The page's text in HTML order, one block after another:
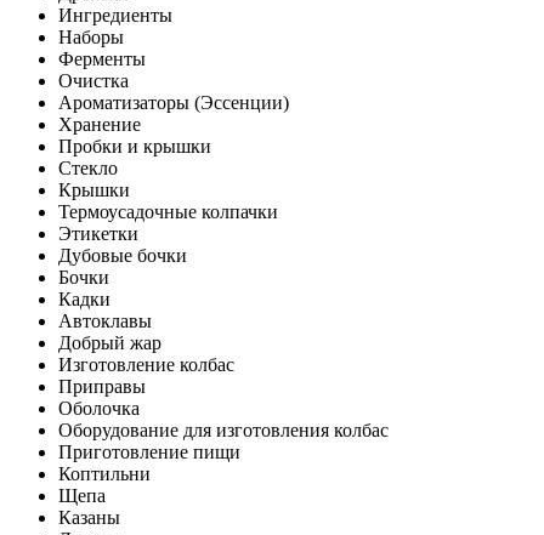
Ингредиенты
Наборы
Ферменты
Очистка
Ароматизаторы (Эссенции)
Хранение
Пробки и крышки
Стекло
Крышки
Термоусадочные колпачки
Этикетки
Дубовые бочки
Бочки
Кадки
Автоклавы
Добрый жар
Изготовление колбас
Приправы
Оболочка
Оборудование для изготовления колбас
Приготовление пищи
Коптильни
Щепа
Казаны